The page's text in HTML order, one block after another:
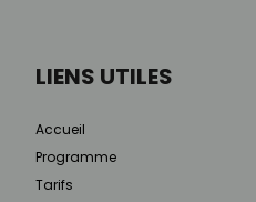
LIENS UTILES
Accueil
Programme
Tarifs